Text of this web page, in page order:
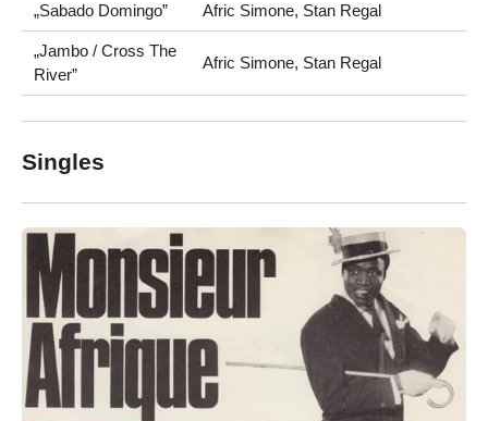
„Sabado Domingo” Afric Simone, Stan Regal
„Jambo / Cross The
River”
Afric Simone, Stan Regal
Singles